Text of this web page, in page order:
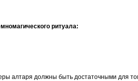
ритуала:
алтаря должны быть достаточными для